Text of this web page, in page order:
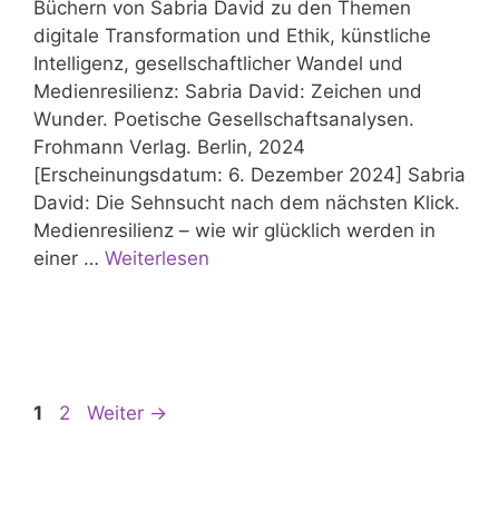
Büchern von Sabria David zu den Themen
digitale Transformation und Ethik, künstliche
Intelligenz, gesellschaftlicher Wandel und
Medienresilienz: Sabria David: Zeichen und
Wunder. Poetische Gesellschaftsanalysen.
Frohmann Verlag. Berlin, 2024
[Erscheinungsdatum: 6. Dezember 2024] Sabria
David: Die Sehnsucht nach dem nächsten Klick.
Medienresilienz – wie wir glücklich werden in
einer … Weiterlesen
Beitrags-
Seite
1 Seite
2 Weiter →